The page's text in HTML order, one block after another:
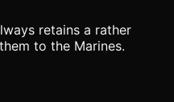
retains a rather
to the Marines.